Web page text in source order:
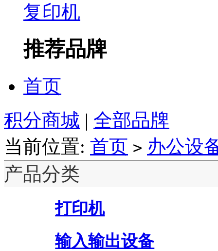
复印机
推荐品牌
首页
积分商城 | 全部品牌
当前位置: 首页 > 办公设
产品分类
打印机
输入输出设备